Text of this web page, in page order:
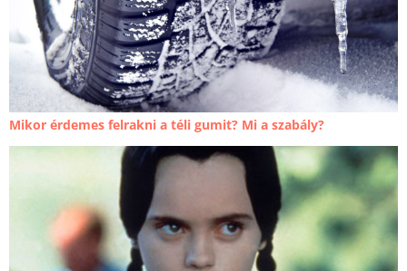
Mikor érdemes felrakni a téli gumit? Mi a szabály?